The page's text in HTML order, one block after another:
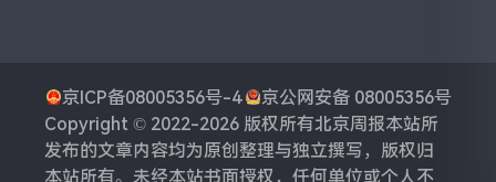
京ICP备08005356号-4
京公网安备 08005356号
Copyright © 2022-2026 版权所有北京周报本站所
发布的文章内容均为原创整理与独立撰写，版权归
本站所有。未经本站书面授权，任何单位或个人不